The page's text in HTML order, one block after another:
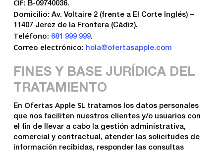
CIF: B-09740036.
Domicilio: Av. Voltaire 2 (frente a El Corte Inglés) –
11407 Jerez de la Frontera (Cádiz).
Teléfono: 681 999 999.
Correo electrónico: hola@ofertasapple.com
FINES Y BASE JURÍDICA DEL
TRATAMIENTO
En Ofertas Apple SLtratamos los datos personales
que nos faciliten nuestros clientes y/o usuarios con
el fin de llevar a cabo la gestión administrativa,
comercial y contractual, atender las solicitudes de
información recibidas, responder las consultas